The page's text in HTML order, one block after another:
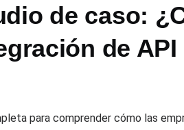
de caso:
de
para comprender cómo las